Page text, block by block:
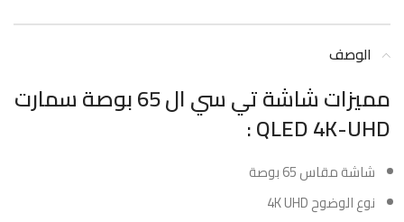
الوصف
مميزات شاشة تي سي ال 65 بوصة سمارت
QLED 4K-UHD :
شاشة مقاس 65 بوصة
نوع الوضوح 4K UHD